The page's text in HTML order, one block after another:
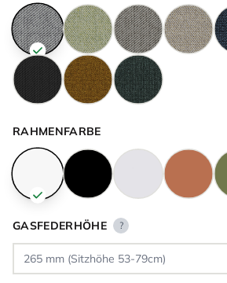
RAHMENFARBE
GASFEDERHÖHE ?